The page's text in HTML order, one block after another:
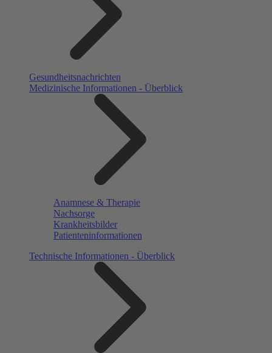
Gesundheitsnachrichten
Medizinische Informationen - Überblick
Anamnese & Therapie
Nachsorge
Krankheitsbilder
Patienteninformationen
Technische Informationen - Überblick